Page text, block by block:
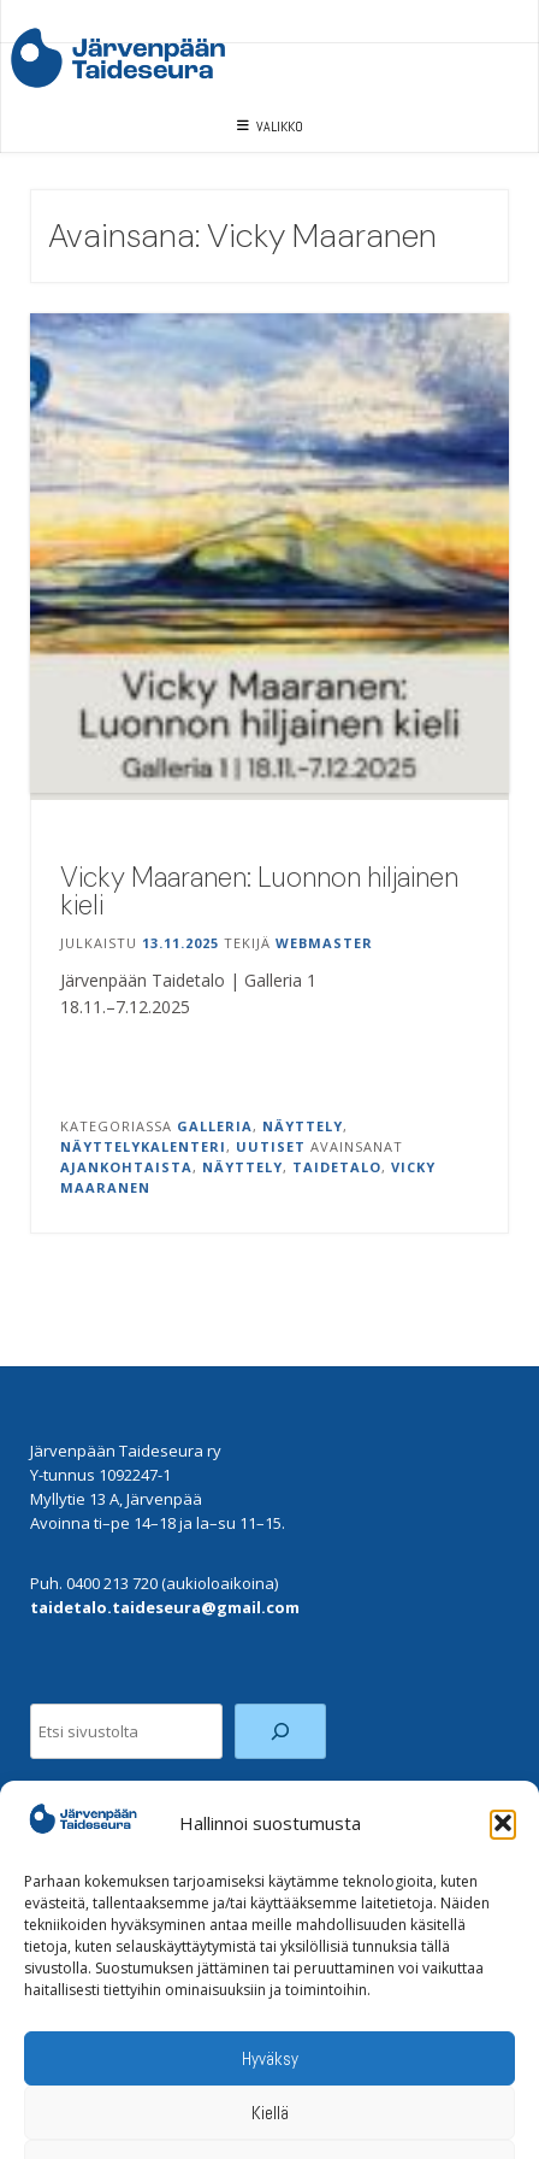
Hallinnoi suostumusta
Parhaan kokemuksen tarjoamiseksi käytämme teknologioita, kuten
evästeitä, tallentaaksemme ja/tai käyttääksemme laitetietoja. Näiden
tekniikoiden hyväksyminen antaa meille mahdollisuuden käsitellä
tietoja, kuten selauskäyttäytymistä tai yksilöllisiä tunnuksia tällä
sivustolla. Suostumuksen jättäminen tai peruuttaminen voi vaikuttaa
haitallisesti tiettyihin ominaisuuksiin ja toimintoihin.
Hyväksy
Kiellä
to
content
VALIKKO
Avainsana:Vicky Maaranen
Vicky Maaranen: Luonnon hiljainen
kieli
JULKAISTU 13.11.2025 TEKIJÄ WEBMASTER
Järvenpään Taidetalo | Galleria 1
18.11.–7.12.2025
KATEGORIASSA GALLERIA , NÄYTTELY,
NÄYTTELYKALENTERI , UUTISET AVAINSANAT
AJANKOHTAISTA , NÄYTTELY, TAIDETALO, VICKY
MAARANEN
Järvenpään Taideseura ry
Y-tunnus 1092247-1
Myllytie 13 A, Järvenpää
Avoinna ti–pe 14–18 ja la–su 11–15.
Puh. 0400 213 720 (aukioloaikoina)
taidetalo.taideseura@gmail.com
Instagram
Tilaa uutiskirje
Tietoja evästeistä